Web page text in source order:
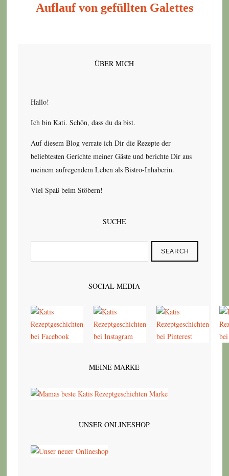
Auflauf von gefüllten Galettes
ÜBER MICH
Hallo!
Ich bin Kati. Schön, dass du da bist.
Auf diesem Blog verrate ich Dir die Rezepte der
beliebtesten Gerichte meiner Gäste und berichte Dir aus
meinem aufregendem Leben als Bistro-Inhaberin.
Viel Spaß beim Stöbern!
SUCHE
SEARCH
SOCIAL MEDIA
MEINE MARKE
UNSER ONLINESHOP